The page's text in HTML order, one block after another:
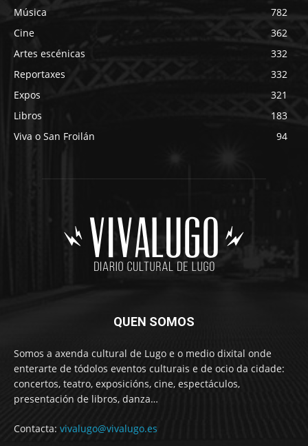
Música
782
Cine
362
Artes escénicas
332
Reportaxes
332
Expos
321
Libros
183
Viva o San Froilán
94
QUEN SOMOS
Somos a axenda cultural de Lugo e o medio dixital onde
enterarte de tódolos eventos culturais e de ocio da cidade:
concertos, teatro, exposicións, cine, espectáculos,
presentación de libros, danza…
Contacta: vivalugo@vivalugo.es